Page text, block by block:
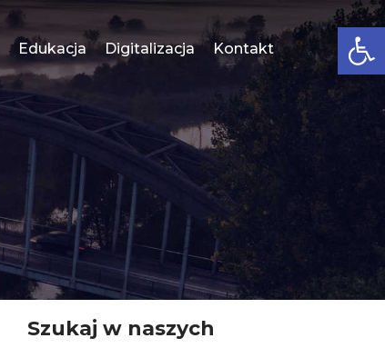
Edukacja Digitalizacja Kontakt
Szukaj w naszych